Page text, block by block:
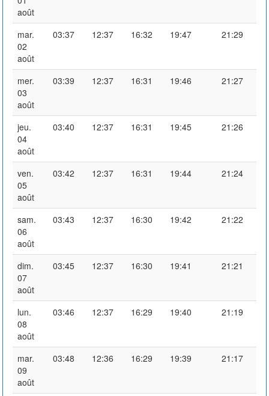
août
mar.
02
août
03:37 12:37 16:32 19:47 21:29
mer.
03
août
03:39 12:37 16:31 19:46 21:27
jeu.
04
août
03:40 12:37 16:31 19:45 21:26
ven.
05
août
03:42 12:37 16:31 19:44 21:24
sam.
06
août
03:43 12:37 16:30 19:42 21:22
dim.
07
août
03:45 12:37 16:30 19:41 21:21
lun.
08
août
03:46 12:37 16:29 19:40 21:19
mar.
09
août
03:48 12:36 16:29 19:39 21:17